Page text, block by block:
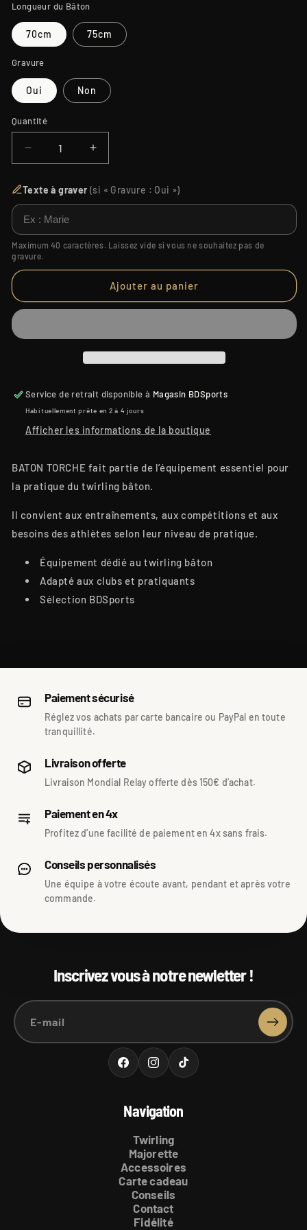
Longueur du Bâton
70cm 75cm
Gravure
Oui Non
Quantité
Quantité
Réduire
la
de
TORCHE
Augmenter
la
de
Texte à graver (si « Gravure : Oui »)
Maximum 40 caractères. Laissez vide si vous ne souhaitez pas de
gravure.
Ajouter au panier
Service de retrait disponible à Magasin BDSports
Habituellement prête en 2 à 4 jours
Afficher les informations de la boutique
BATON TORCHE fait partie de l’équipement essentiel pour
la pratique du twirling bâton.
Il convient aux entraînements, aux compétitions et aux
besoins des athlètes selon leur niveau de pratique.
Équipement dédié au twirling bâton
Adapté aux clubs et pratiquants
Sélection BDSports
Paiement sécurisé
Réglez vos achats par carte bancaire ou PayPal en toute
tranquillité.
Livraison offerte
Livraison Mondial Relay offerte dès 150€ d’achat.
Paiement en 4x
Profitez d’une facilité de paiement en 4x sans frais.
Conseils personnalisés
Une équipe à votre écoute avant, pendant et après votre
commande.
Inscrivez vous à notre newletter !
E-mail
FacebookInstagram
TikTok
Navigation
Twirling
Majorette
Accessoires
Carte cadeau
Conseils
Contact
Fidélité